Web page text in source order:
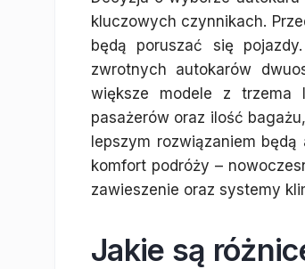
kluczowych czynnikach.
będą poruszać się
zwrotnych autokarów
większe modele z trzema
pasażerów oraz ilość
lepszym rozwiązaniem
komfort podróży –
zawieszenie oraz systemy
Jakie są